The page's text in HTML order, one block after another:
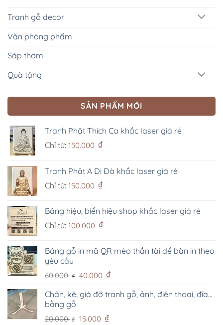
Tranh gỗ decor
Văn phòng phẩm
Sáp thơm
Quà tặng
SẢN PHẨM MỚI
Tranh Phật Thích Ca khắc laser giá rẻ
Chỉ từ: 150.000 ₫
Tranh Phật A Di Đà khắc laser giá rẻ
Chỉ từ: 150.000 ₫
Bảng hiệu, biển hiệu shop khắc laser giá rẻ
Chỉ từ: 100.000 ₫
Bảng gỗ in mã QR mèo thần tài để bàn in theo
yêu cầu
60.000₫
Giá
là:
40.000 ₫Giá
tại
Chân, kệ, giá đỡ tranh gỗ, ảnh, điện thoại, đĩa...
bằng gỗ
20.000₫ Giá
15.000 ₫Giá